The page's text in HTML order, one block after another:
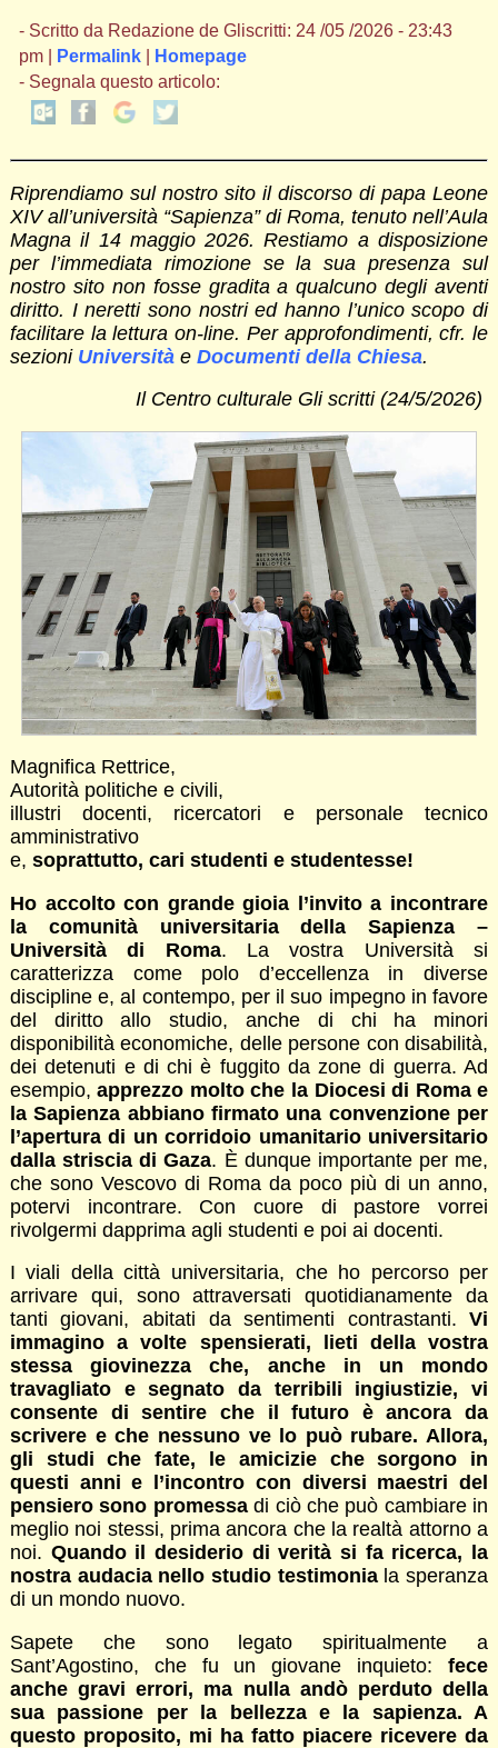
- Scritto da Redazione de Gliscritti: 24 /05 /2026 - 23:43
pm |
Permalink|
Homepage
- Segnala questo articolo:
Riprendiamo sul nostro sito il discorso di papa Leone
XIV all’università “Sapienza” di Roma, tenuto nell’Aula
Magna il 14 maggio 2026. Restiamo a disposizione
per l’immediata rimozione se la sua presenza sul
nostro sito non fosse gradita a qualcuno degli aventi
diritto. I neretti sono nostri ed hanno l’unico scopo di
facilitare la lettura on-line. Per approfondimenti, cfr. le
sezioni Universitàe Documenti della Chiesa.
Il Centro culturale Gli scritti (24/5/2026)
Magnifica Rettrice,
Autorità politiche e civili,
illustri docenti, ricercatori e personale tecnico
amministrativo
e, soprattutto, cari studenti e studentesse!
Ho accolto con grande gioia l’invito a incontrare
la comunità universitaria della Sapienza –
Università di Roma. La vostra Università si
caratterizza come polo d’eccellenza in diverse
discipline e, al contempo, per il suo impegno in favore
del diritto allo studio, anche di chi ha minori
disponibilità economiche, delle persone con disabilità,
dei detenuti e di chi è fuggito da zone di guerra. Ad
esempio,apprezzo molto che la Diocesi di Roma e
la Sapienza abbiano firmato una convenzione per
l’apertura di un corridoio umanitario universitario
dalla striscia di Gaza. È dunque importante per me,
che sono Vescovo di Roma da poco più di un anno,
potervi incontrare. Con cuore di pastore vorrei
rivolgermi dapprima agli studenti e poi ai docenti.
I viali della città universitaria, che ho percorso per
arrivare qui, sono attraversati quotidianamente da
tanti giovani, abitati da sentimenti contrastanti.Vi
immagino a volte spensierati, lieti della vostra
stessa giovinezza che, anche in un mondo
travagliato e segnato da terribili ingiustizie, vi
consente di sentire che il futuro è ancora da
scrivere e che nessuno ve lo può rubare. Allora,
gli studi che fate, le amicizie che sorgono in
questi anni e l’incontro con diversi maestri del
pensiero sono promessadi ciò che può cambiare in
meglio noi stessi, prima ancora che la realtà attorno a
noi. Quando il desiderio di verità si fa ricerca, la
nostra audacia nello studio testimonia la speranza
di un mondo nuovo.
Sapete che sono legato spiritualmente a
Sant’Agostino, che fu un giovane inquieto:fece
anche gravi errori, ma nulla andò perduto della
sua passione per la bellezza e la sapienza. A
questo proposito, mi ha fatto piacere ricevere da